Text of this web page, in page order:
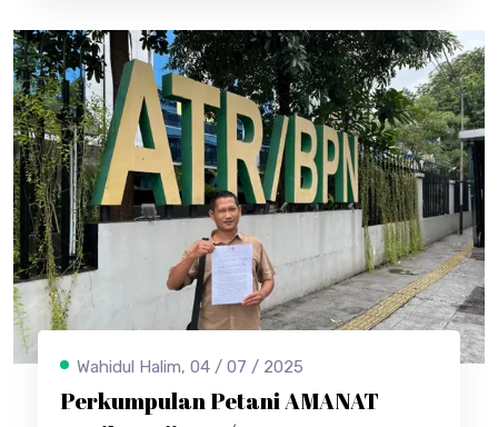
Wahidul Halim, 04 / 07 / 2025
Perkumpulan Petani AMANAT